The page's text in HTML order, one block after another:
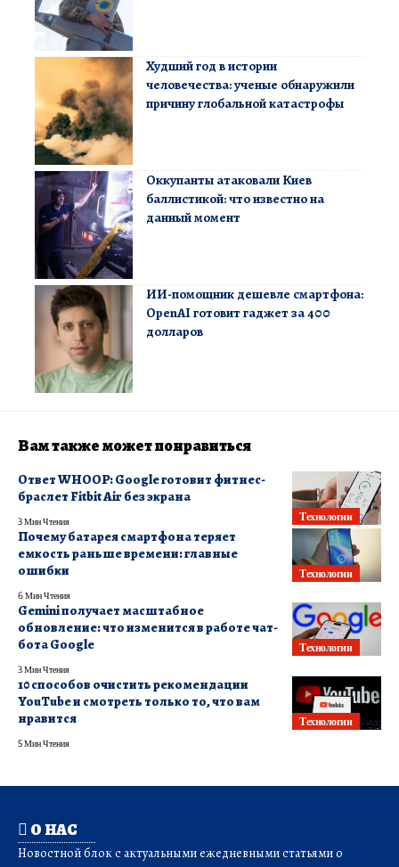
Худший год в истории
человечества: ученые обнаружили
причину глобальной катастрофы
Оккупанты атаковали Киев
баллистикой: что известно на
данный момент
ИИ-помощник дешевле смартфона:
OpenAI готовит гаджет за 400
долларов
Вам также может понравиться
Технологии
Ответ WHOOP: Google готовит фитнес-
браслет Fitbit Air без экрана
3 Мин Чтения
Технологии
Почему батарея смартфона теряет
емкость раньше времени: главные
ошибки
6 Мин Чтения
Технологии
Gemini получает масштабное
обновление: что изменится в работе чат-
бота Google
3 Мин Чтения
Технологии
10 способов очистить рекомендации
YouTube и смотреть только то, что вам
нравится
5 Мин Чтения
О НАС
Новостной блок с актуальными ежедневными статьями о